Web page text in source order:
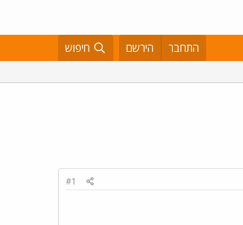
התחבר הירשם חיפוש
#1